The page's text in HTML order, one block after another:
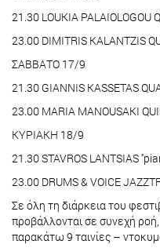
21.30 LOUKIA PALAIOLOGOU
23.00 DIMITRIS KALANTZIS
ΣΑΒΒΑΤΟ 17/9
21.30 GIANNIS KASSETAS
23.00 MARIA MANOUSAKI
ΚΥΡΙΑΚΗ 18/9
21.30 STAVROS LANTSIAS
23.00 DRUMS & VOICE
Σε όλη τη διάρκεια του
προβάλλονται σε συνεχή ροή,
παρακάτω 9 ταινίες –